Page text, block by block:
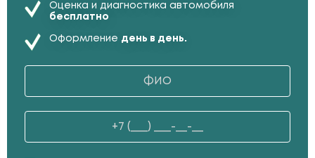
Оценка и диагностика автомобиля
бесплатно
Оформление день в день.